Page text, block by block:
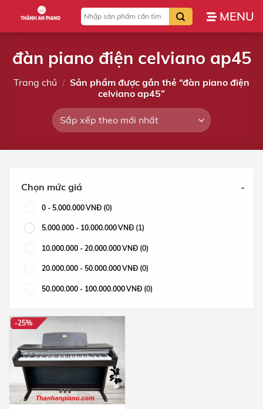
nội
dung
Tìm
kiếm:
đàn piano điện celviano ap45
Trang chủ / Sản phẩm được gắn thẻ “đàn piano điện
celviano ap45”
Chọn mức giá -
0 - 5.000.000VNĐ (0)
5.000.000 - 10.000.000VNĐ (1)
10.000.000 - 20.000.000VNĐ (0)
20.000.000 - 50.000.000VNĐ (0)
50.000.000 - 100.000.000VNĐ (0)
-25%